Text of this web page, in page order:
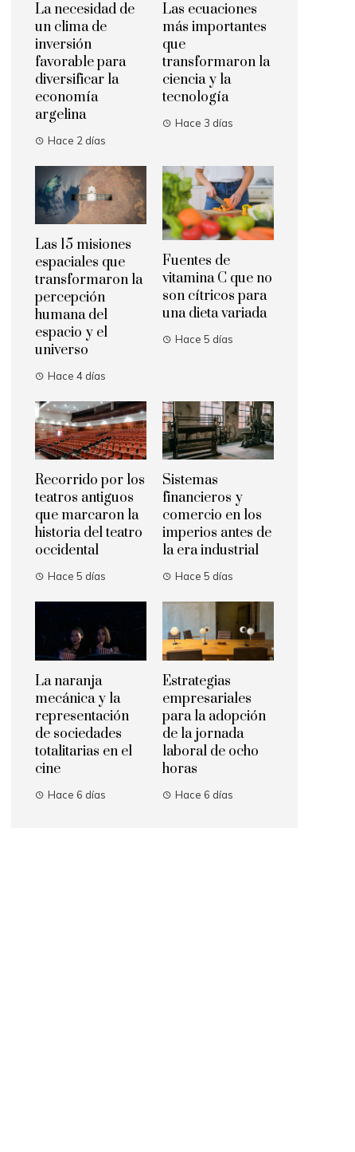
La necesidad de
un clima de
inversión
favorable para
diversificar la
economía
argelina
Hace 2 días
Las ecuaciones
más importantes
que
transformaron la
ciencia y la
tecnología
Hace 3 días
Las 15 misiones
espaciales que
transformaron la
percepción
humana del
espacio y el
universo
Hace 4 días
Fuentes de
vitamina C que no
son cítricos para
una dieta variada
Hace 5 días
Recorrido por los
teatros antiguos
que marcaron la
historia del teatro
occidental
Hace 5 días
Sistemas
financieros y
comercio en los
imperios antes de
la era industrial
Hace 5 días
La naranja
mecánica y la
representación
de sociedades
totalitarias en el
cine
Hace 6 días
Estrategias
empresariales
para la adopción
de la jornada
laboral de ocho
horas
Hace 6 días